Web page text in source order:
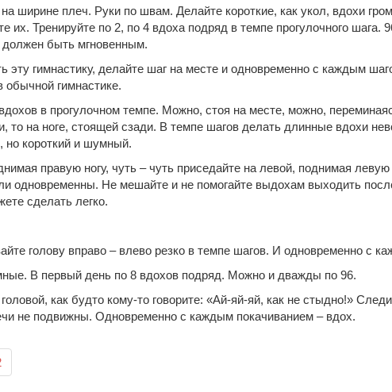
ширине плеч. Руки по швам. Делайте короткие, как укол, вдохи
их. Тренируйте по 2, по 4 вдоха подряд в темпе прогулочного
быть мгновенным.
эту гимнастику, делайте шаг на месте и одновременно с каждым
обычной гимнастике.
в прогулочном темпе. Можно, стоя на месте, можно,
то на ноге, стоящей сзади. В темпе шагов делать длинные вдохи
короткий и шумный.
правую ногу, чуть – чуть приседайте на левой, поднимая
одновременны. Не мешайте и не помогайте выдохам выходить
сделать легко.
голову вправо – влево резко в темпе шагов. И одновременно с
В первый день по 8 вдохов подряд. Можно и дважды по 96.
как будто кому-то говорите: «Ай-яй-яй, как не стыдно!»
не подвижны. Одновременно с каждым покачиванием – вдох.